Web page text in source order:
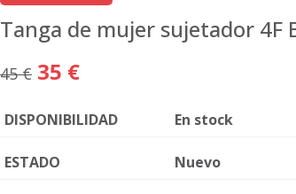
Tanga de mujer sujetador 4F
45 € 35 €
DISPONIBILIDAD En stock
ESTADO Nuevo